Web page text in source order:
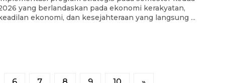
yang berlandaskan pada ekonomi kerakyatan,
ekonomi, dan kesejahteraan yang langsung ...